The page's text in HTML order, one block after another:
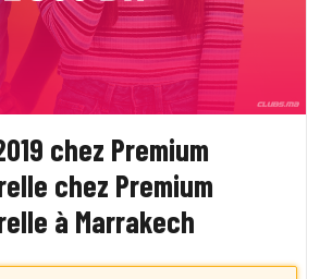
chez Premium
chez Premium
à Marrakech